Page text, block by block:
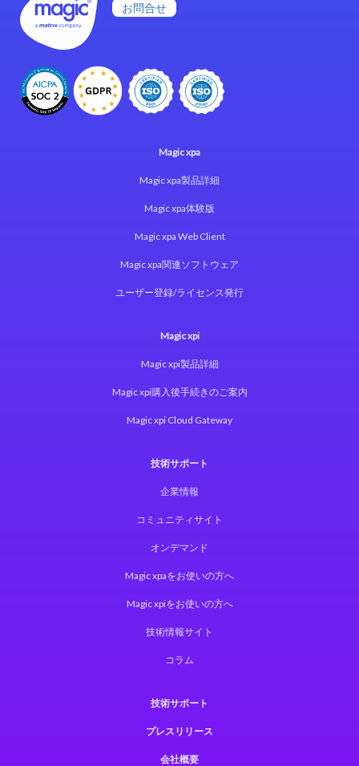
お問合せ
Magic xpa
Magic xpa製品詳細
Magic xpa体験版
Magic xpa Web Client
Magic xpa関連ソフトウェア
ユーザー登録/ライセンス発行
Magic xpi
Magic xpi製品詳細
Magic xpi購入後手続きのご案内
Magic xpi Cloud Gateway
技術サポート
企業情報
コミュニティサイト
オンデマンド
Magic xpaをお使いの方へ
Magic xpiをお使いの方へ
技術情報サイト
コラム
技術サポート
プレスリリース
会社概要